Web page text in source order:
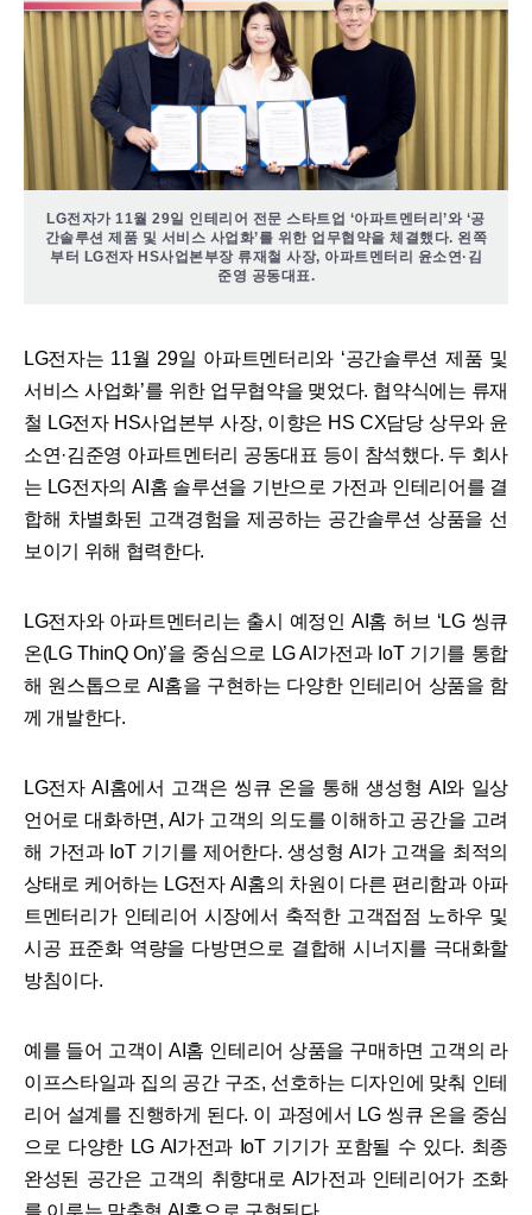
LG전자가 11월 29일 인테리어 전문 스타트업 ‘아파트멘터리’와 ‘공
간솔루션 제품 및 서비스 사업화’를 위한 업무협약을 체결했다. 왼쪽
부터 LG전자 HS사업본부장 류재철 사장, 아파트멘터리 윤소연·김
준영 공동대표.
LG전자는 11월 29일 아파트멘터리와 ‘공간솔루션 제품 및
서비스 사업화’를 위한 업무협약을 맺었다. 협약식에는 류재
철 LG전자 HS사업본부 사장, 이향은 HS CX담당 상무와 윤
소연·김준영 아파트멘터리 공동대표 등이 참석했다. 두 회사
는 LG전자의 AI홈 솔루션을 기반으로 가전과 인테리어를 결
합해 차별화된 고객경험을 제공하는 공간솔루션 상품을 선
보이기 위해 협력한다.
LG전자와 아파트멘터리는 출시 예정인 AI홈 허브 ‘LG 씽큐
온(LG ThinQ On)’을 중심으로 LG AI가전과 IoT 기기를 통합
해 원스톱으로 AI홈을 구현하는 다양한 인테리어 상품을 함
께 개발한다.
LG전자 AI홈에서 고객은 씽큐 온을 통해 생성형 AI와 일상
언어로 대화하면, AI가 고객의 의도를 이해하고 공간을 고려
해 가전과 IoT 기기를 제어한다. 생성형 AI가 고객을 최적의
상태로 케어하는 LG전자 AI홈의 차원이 다른 편리함과 아파
트멘터리가 인테리어 시장에서 축적한 고객접점 노하우 및
시공 표준화 역량을 다방면으로 결합해 시너지를 극대화할
방침이다.
예를 들어 고객이 AI홈 인테리어 상품을 구매하면 고객의 라
이프스타일과 집의 공간 구조, 선호하는 디자인에 맞춰 인테
리어 설계를 진행하게 된다. 이 과정에서 LG 씽큐 온을 중심
으로 다양한 LG AI가전과 IoT 기기가 포함될 수 있다. 최종
완성된 공간은 고객의 취향대로 AI가전과 인테리어가 조화